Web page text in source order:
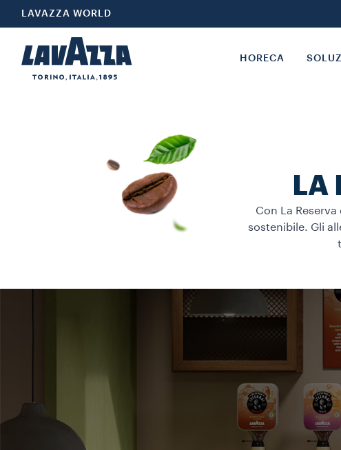
LAVAZZA WORLD
HORECA
LA
Con La
sostenibile. Gli